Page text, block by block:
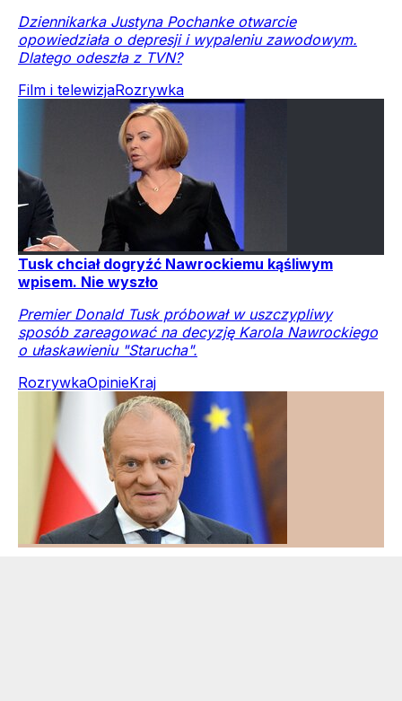
Dziennikarka Justyna Pochanke otwarcie
opowiedziała o depresji i wypaleniu zawodowym.
Dlatego odeszła z TVN?
Film i telewizjaRozrywka
Tusk chciał dogryźć Nawrockiemu kąśliwym
wpisem. Nie wyszło
Premier Donald Tusk próbował w uszczypliwy
sposób zareagować na decyzję Karola Nawrockiego
o ułaskawieniu "Starucha".
RozrywkaOpinieKraj